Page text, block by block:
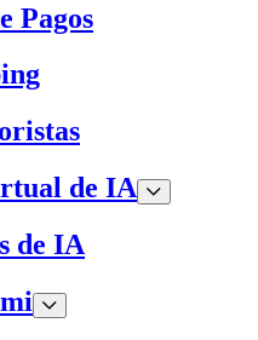
Pagos
de IA
de IA